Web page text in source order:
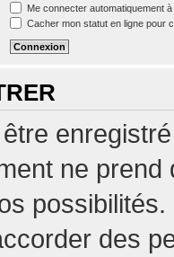
Me connecter automatiquement
Cacher mon statut en ligne pour
ne
possibilités.
des